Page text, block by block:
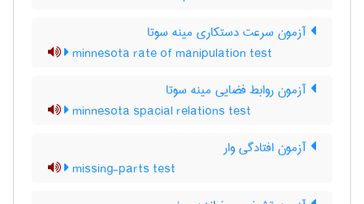
آزمون سرعت دستکاری مینه سوتا
minnesota rate of manipulation test
آزمون روابط فضایی مینه سوتا
minnesota spacial relations test
آزمون افتادگی وار
missing-parts test